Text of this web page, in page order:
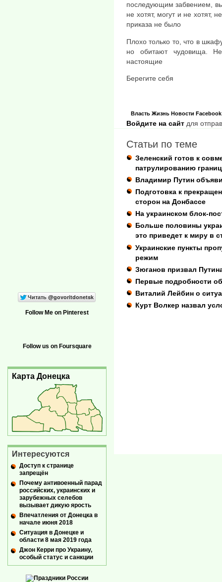
последующим забвением,
не хотят, могут и не хотят,
приказа не было
Плохо только то, что в
но обитают чудовища.
настоящие
Берегите себя
Власть Жизнь Новости Facebook
Войдите на сайт для
Статьи по теме
Зеленский готов к
патрулированию
Владимир Путин
Подготовка к
сторон на Донбассе
На украинском блок-
Больше половины
это приведет к миру в
Украинские пункты
режим
Зюганов призвал
Первые подробности
Виталий Лейбин о
Курт Волкер назвал
Follow Me on Pinterest
Follow us on Foursquare
Карта Донецка
Интересуются
Доступ к странице
запрещён
Почему антивоенный парад
российских, украинских и
зарубежных селебов
вызывает дикую ярость
Впечатления от Донецка в
начале июня 2018
Ситуация в Донецке и
области 8 мая 2019 года
Джон Керри про Украину,
особый статус и санкции